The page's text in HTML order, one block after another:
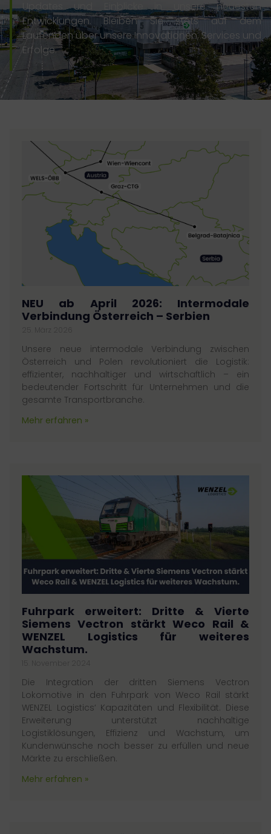
Updates und Einblicke in unsere neuesten
Entwicklungen. Bleiben Sie stets auf dem
Laufenden über unsere Innovationen, Services und
Erfolge.
NEU ab April 2026: Intermodale
Verbindung Österreich – Serbien
Unsere neue intermodale Verbindung zwischen
Österreich und Polen revolutioniert die Logistik:
effizienter, nachhaltiger und wirtschaftlich – ein
bedeutender Fortschritt für Unternehmen und die
gesamte Transportbranche.
Mehr erfahren »
Fuhrpark erweitert: Dritte & Vierte
Siemens Vectron stärkt Weco Rail &
WENZEL Logistics für weiteres
Wachstum.
Die Integration der dritten Siemens Vectron
Lokomotive in den Fuhrpark von Weco Rail stärkt
WENZEL Logistics‘ Kapazitäten und Flexibilität. Diese
Erweiterung unterstützt nachhaltige
Logistiklösungen, Effizienz und Wachstum, um
Kundenwünsche noch besser zu erfüllen und neue
Märkte zu erschließen.
Mehr erfahren »